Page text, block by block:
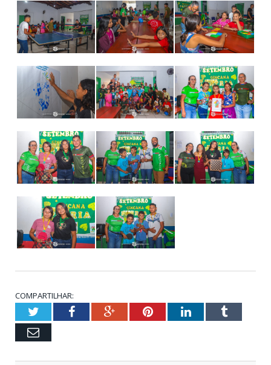
COMPARTILHAR:
TwitterFacebookGoogle+PinterestLinkedInTumblr
Email